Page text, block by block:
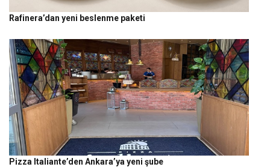
Rafinera’dan yeni beslenme paketi
Pizza Italiante’den Ankara’ya yeni şube